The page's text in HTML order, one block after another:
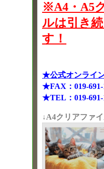
※A4・A5
ルは引き
す！
★公式オンライ
★FAX：019-691-
★TEL：019-691-
↓A4クリアファ